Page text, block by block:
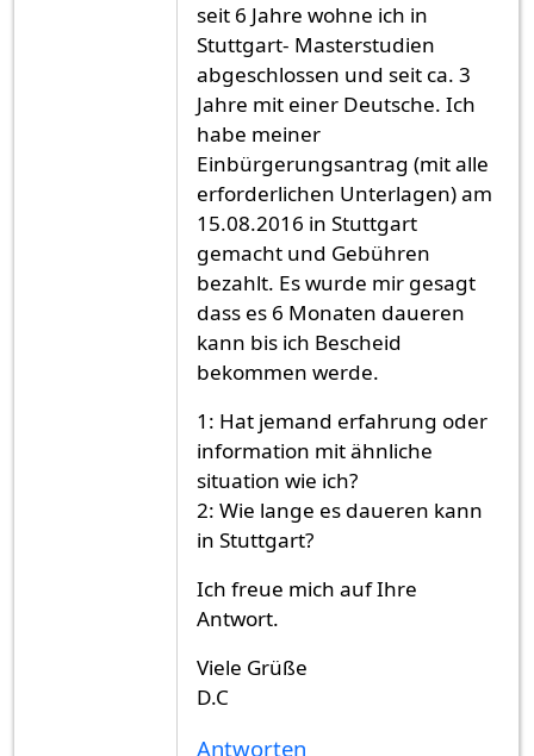
seit 6 Jahre wohne ich in
Stuttgart- Masterstudien
abgeschlossen und seit ca. 3
Jahre mit einer Deutsche. Ich
habe meiner
Einbürgerungsantrag (mit alle
erforderlichen Unterlagen) am
15.08.2016 in Stuttgart
gemacht und Gebühren
bezahlt. Es wurde mir gesagt
dass es 6 Monaten daueren
kann bis ich Bescheid
bekommen werde.
1: Hat jemand erfahrung oder
information mit ähnliche
situation wie ich?
2: Wie lange es daueren kann
in Stuttgart?
Ich freue mich auf Ihre
Antwort.
Viele Grüße
D.C
Antworten